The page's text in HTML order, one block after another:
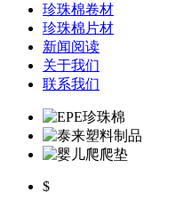
珍珠棉卷材
珍珠棉片材
新闻阅读
关于我们
联系我们
$